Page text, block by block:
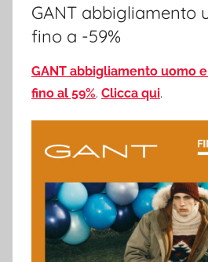
GANT abbigliamento
fino a -59%
GANT abbigliamento uomo
fino al 59%. Clicca qui.